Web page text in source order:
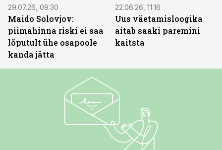
29.07.26, 09:30
Maido Solovjov:
piimahinna riski ei saa
lõputult ühe osapoole
kanda jätta
22.06.26, 11:16
Uus väetamisloogika
aitab saaki paremini
kaitsta